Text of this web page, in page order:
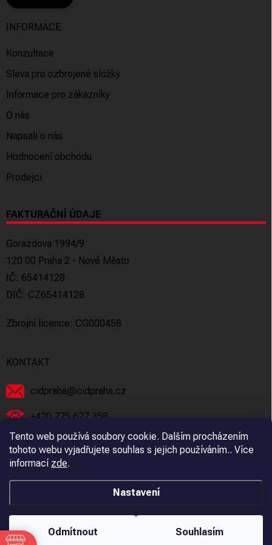
Tento web používá soubory cookie. Dalším procházením
tohoto webu vyjadřujete souhlas s jejich používáním.. Více
informací zde.
Nastavení
Odmítnout Souhlasím
INFORMACE
Konzultace
Sleva pro ozbrojené složky
Informace pro zákazníky
O nás
Napsali o nás
Hodnocení obchodu
Prodejci
FAKTURAČNÍ ÚDAJE
Gorazdova 1994/9
120 00 Praha 2 - Nové Město
IČ: 65414128
DIČ: CZ65414128
Zbrojní licence: CG000458
KONTAKT
cidpraha@cidpraha.cz
+420 775 627 358
Facebook
cidpraha_zbrane
Copyright 2026 C.I.D Praha s.r.o. . Všechna práva vyhrazena.